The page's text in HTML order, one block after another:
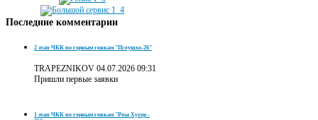
Последние комментарии
2 этап ЧКК по горным гонкам "Псеушхо-26"
TRAPEZNIKOV 04.07.2026 09:31
Пришли первые заявки
1 этап ЧКК по горным гонкам "Роза Хутор -